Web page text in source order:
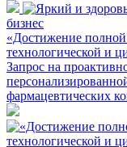
бизнес
«Достижение
технологической и
Запрос на
фармацевтических